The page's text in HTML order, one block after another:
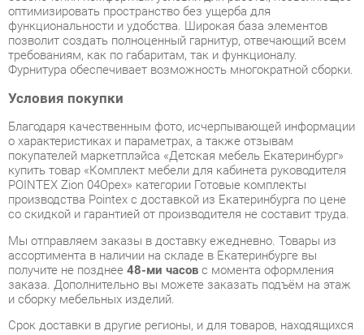
Условия покупки
Благодаря качественным фото, исчерпывающей информации
о характеристиках и параметрах, а также отзывам
покупателей маркетплэйса «Детская мебель Екатеринбург»
купить товар «Комплект мебели для кабинета руководителя
POINTEX Zion 04Орех» категории Готовые комплекты
производства Pointex с доставкой из Екатеринбурга по цене
со скидкой и гарантией от производителя не составит труда.
Мы отправляем заказы в доставку ежедневно. Товары из
ассортимента в наличии на складе в Екатеринбурге вы
получите не позднее48-ми часовс момента оформления
заказа. Дополнительно вы можете заказать подъём на этаж
и сборку мебельных изделий.
Срок доставки в другие регионы, и для товаров, находящихся
на складах производителей, рассчитывается индивидуально.
Уточнить наличие, срок и стоимость доставки вы можете
через формуобратной связи.
В любой момент до передачи заказа в доставку, а также в
течение 7-ми дней после получения заказа вы можете